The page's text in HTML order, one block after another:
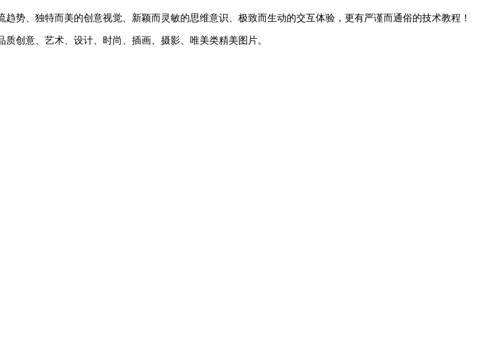
势、独特而美的创意视觉、新颖而灵敏的思维意识、极致而生动的交互体验，更有严谨而通俗的技术教程！
创意、艺术、设计、时尚、插画、摄影、唯美类精美图片。